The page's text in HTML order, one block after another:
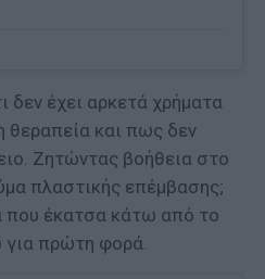
δεν έχει αρκετά χρήματα
θεραπεία και πως δεν
Ζητώντας βοήθεια στο
πλαστικής επέμβασης;
που έκατσα κάτω από το
για πρώτη φορά.